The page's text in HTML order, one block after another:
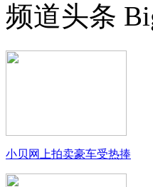
频道头条
小贝网上拍卖豪车受热捧